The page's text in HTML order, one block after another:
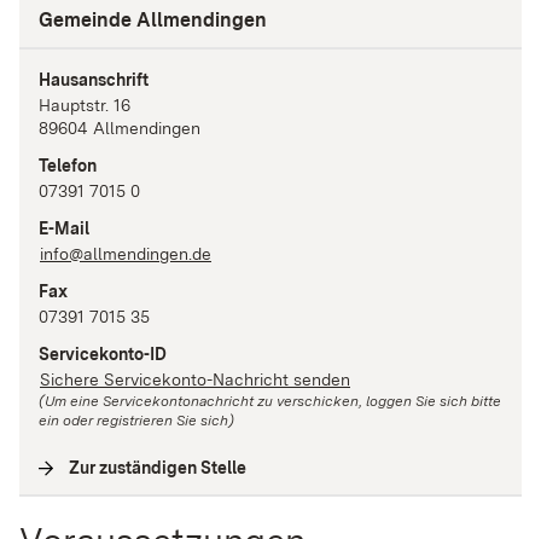
Gemeinde Allmendingen
Hausanschrift
Hauptstr. 16
89604 Allmendingen
Telefon
07391 7015 0
E-Mail
info@allmendingen.de
Fax
07391 7015 35
Servicekonto-ID
Sichere Servicekonto-Nachricht senden
(Um eine Servicekontonachricht zu verschicken, loggen Sie sich bitte
ein oder registrieren Sie sich)
Zur zuständigen Stelle